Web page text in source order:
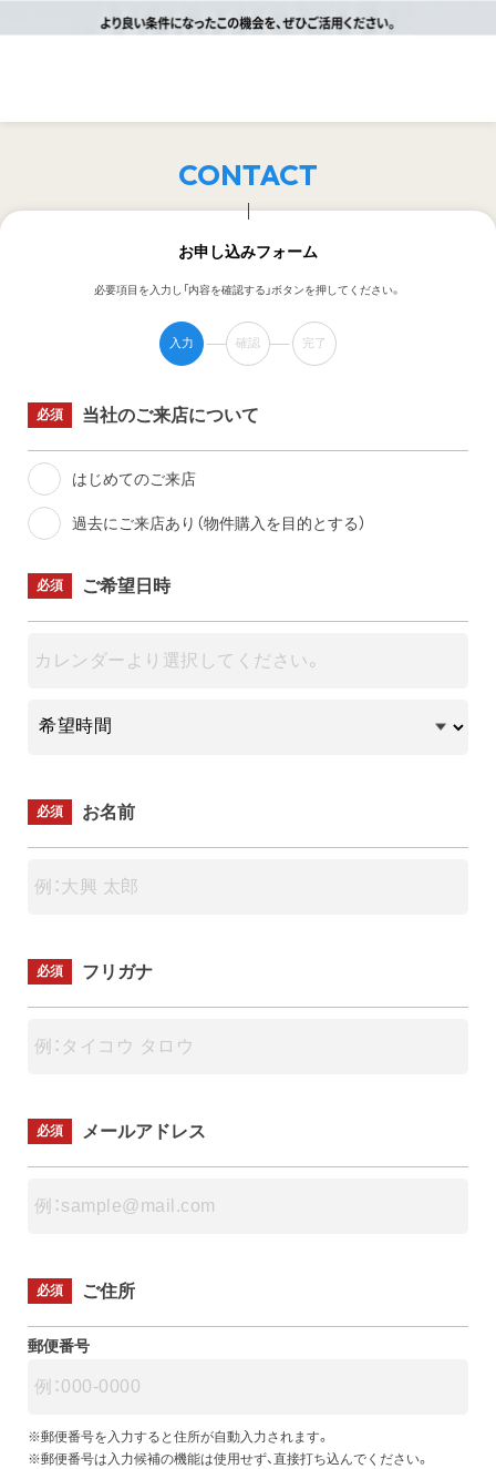
CONTACT
お申し込みフォーム
必要項目を入力し「内容を確認する」ボタンを押してください。
入力 確認 完了
必須 当社のご来店について
はじめてのご来店
過去にご来店あり（物件購入を目的とする）
必須 ご希望日時
必須 お名前
必須 フリガナ
必須 メールアドレス
必須 ご住所
郵便番号
※郵便番号を入力すると住所が自動入力されます。
※郵便番号は入力候補の機能は使用せず、直接打ち込んでください。